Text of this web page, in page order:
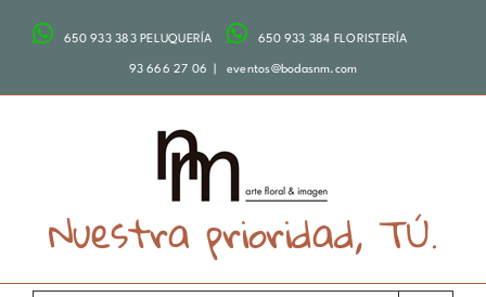
650 933 383 PELUQUERÍA 650 933 384 FLORISTERÍA
93 666 27 06 eventos@bodasnm.com
Nuestra prioridad, TÚ.